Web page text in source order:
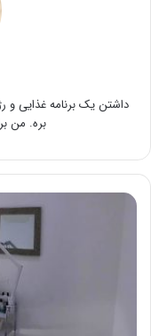
داشتن یک برنامه غذایی و
بره. من
بهترین